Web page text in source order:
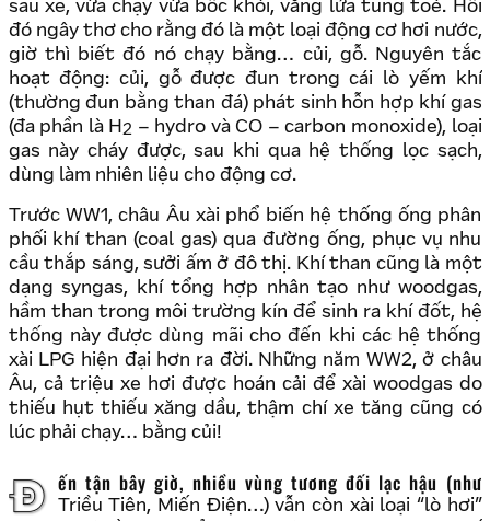
sau xe, vừa chạy vừa bốc khói, văng lửa tung toé. Hồi
đó ngây thơ cho rằng đó là một loại động cơ hơi nước,
giờ thì biết đó nó chạy bằng… củi, gỗ. Nguyên tắc
hoạt động: củi, gỗ được đun trong cái lò yếm khí
(thường đun bằng than đá) phát sinh hỗn hợp khí gas
(đa phần là H2 – hydro và CO – carbon monoxide), loại
gas này cháy được, sau khi qua hệ thống lọc sạch,
dùng làm nhiên liệu cho động cơ.
Trước WW1, châu Âu xài phổ biến hệ thống ống phân
phối khí than (coal gas) qua đường ống, phục vụ nhu
cầu thắp sáng, sưởi ấm ở đô thị. Khí than cũng là một
dạng syngas, khí tổng hợp nhân tạo như woodgas,
hầm than trong môi trường kín để sinh ra khí đốt, hệ
thống này được dùng mãi cho đến khi các hệ thống
xài LPG hiện đại hơn ra đời. Những năm WW2, ở châu
Âu, cả triệu xe hơi được hoán cải để xài woodgas do
thiếu hụt thiếu xăng dầu, thậm chí xe tăng cũng có
lúc phải chạy… bằng củi!
Đến tận bây giờ, nhiều vùng tương đối lạc hậu (như
Triều Tiên, Miến Điện…) vẫn còn xài loại “lò hơi”